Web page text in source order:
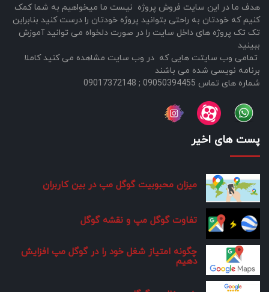
هدف ما در این سایت فروش پروژه نیست ما میخواهیم به شما کمک
کنیم که خودتان به راحتی بتوانید پروژه خودتان را درست کنید بنابراین
تک تک پروژه های داخل سایت را در صورت دلخواه می توانید آموزش
ببینید
تمامی وب سایتت هایی که در وب سایت مشاهده می کنید کاملا
برنامه نویسی شده می باشند
شماره های تماس 09050394455 ; 09017372148
پست های اخیر
میزان محبوبیت گوگل مپ در بین کاربران
تفاوت گوگل مپ و نقشه گوگل
چگونه امتیاز شغل خود را در گوگل مپ افزایش
دهیم